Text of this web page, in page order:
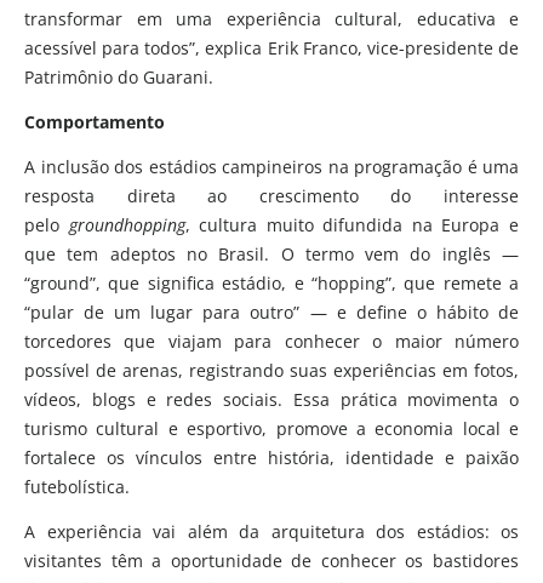
transformar em uma experiência cultural, educativa e
acessível para todos”, explica Erik Franco, vice-presidente de
Patrimônio do Guarani.
Comportamento
A inclusão dos estádios campineiros na programação é uma
resposta direta ao crescimento do interesse
pelo groundhopping, cultura muito difundida na Europa e
que tem adeptos no Brasil. O termo vem do inglês —
“ground”, que significa estádio, e “hopping”, que remete a
“pular de um lugar para outro” — e define o hábito de
torcedores que viajam para conhecer o maior número
possível de arenas, registrando suas experiências em fotos,
vídeos, blogs e redes sociais. Essa prática movimenta o
turismo cultural e esportivo, promove a economia local e
fortalece os vínculos entre história, identidade e paixão
futebolística.
A experiência vai além da arquitetura dos estádios: os
visitantes têm a oportunidade de conhecer os bastidores